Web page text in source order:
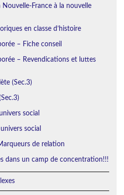
Nouvelle-France à la nouvelle
en classe d’histoire
– Fiche conseil
– Revendications et luttes
(Sec.3)
social
social
de relation
dans un camp de concentration!!!